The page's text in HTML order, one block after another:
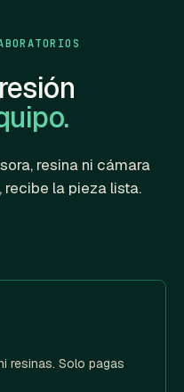
resina ni cámara
recibe la pieza lista.
resinas. Solo pagas